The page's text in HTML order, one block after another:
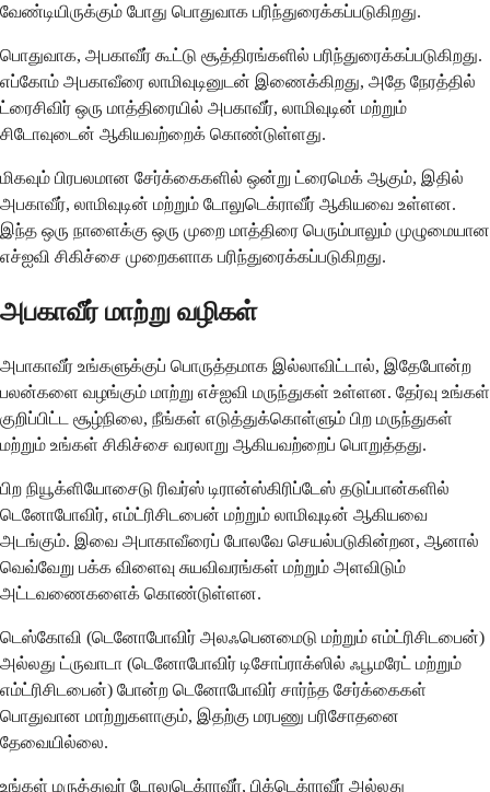
வேண்டியிருக்கும் போது பொதுவாக பரிந்துரைக்கப்படுகிறது.
பொதுவாக, அபகாவீர் கூட்டு சூத்திரங்களில் பரிந்துரைக்கப்படுகிறது.
எப்கோம் அபகாவீரை லாமிவுடினுடன் இணைக்கிறது, அதே நேரத்தில்
ட்ரைசிவிர் ஒரு மாத்திரையில் அபகாவீர், லாமிவுடின் மற்றும்
சிடோவுடைன் ஆகியவற்றைக் கொண்டுள்ளது.
மிகவும் பிரபலமான சேர்க்கைகளில் ஒன்று ட்ரைமெக் ஆகும், இதில்
அபகாவீர், லாமிவுடின் மற்றும் டோலுடெக்ராவீர் ஆகியவை உள்ளன.
இந்த ஒரு நாளைக்கு ஒரு முறை மாத்திரை பெரும்பாலும் முழுமையான
எச்ஐவி சிகிச்சை முறைகளாக பரிந்துரைக்கப்படுகிறது.
அபகாவீர் மாற்று வழிகள்
அபாகாவீர் உங்களுக்குப் பொருத்தமாக இல்லாவிட்டால், இதேபோன்ற
பலன்களை வழங்கும் மாற்று எச்ஐவி மருந்துகள் உள்ளன. தேர்வு உங்கள்
குறிப்பிட்ட சூழ்நிலை, நீங்கள் எடுத்துக்கொள்ளும் பிற மருந்துகள்
மற்றும் உங்கள் சிகிச்சை வரலாறு ஆகியவற்றைப் பொறுத்தது.
பிற நியூக்ளியோசைடு ரிவர்ஸ் டிரான்ஸ்கிரிப்டேஸ் தடுப்பான்களில்
டெனோபோவிர், எம்ட்ரிசிடபைன் மற்றும் லாமிவுடின் ஆகியவை
அடங்கும். இவை அபாகாவீரைப் போலவே செயல்படுகின்றன, ஆனால்
வெவ்வேறு பக்க விளைவு சுயவிவரங்கள் மற்றும் அளவிடும்
அட்டவணைகளைக் கொண்டுள்ளன.
டெஸ்கோவி (டெனோபோவிர் அலஃபெனமைடு மற்றும் எம்ட்ரிசிடபைன்)
அல்லது ட்ருவாடா (டெனோபோவிர் டிசோப்ராக்ஸில் ஃபூமரேட் மற்றும்
எம்ட்ரிசிடபைன்) போன்ற டெனோபோவிர் சார்ந்த சேர்க்கைகள்
பொதுவான மாற்றுகளாகும், இதற்கு மரபணு பரிசோதனை
தேவையில்லை.
உங்கள் மருத்துவர் டோலுடெக்ராவீர், பிக்டெக்ராவீர் அல்லது